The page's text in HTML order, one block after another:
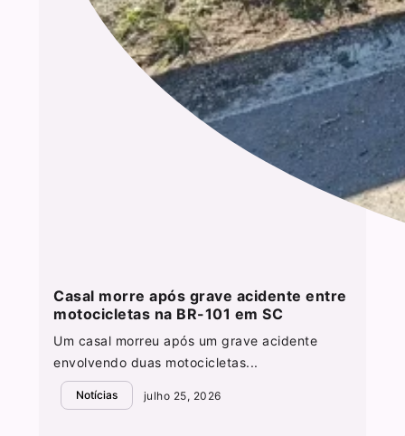
Casal morre após grave acidente entre
motocicletas na BR-101 em SC
Um casal morreu após um grave acidente
envolvendo duas motocicletas...
Notícias julho 25, 2026